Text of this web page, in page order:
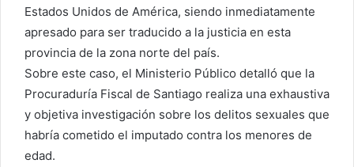
Estados Unidos de América, siendo inmediatamente
apresado para ser traducido a la justicia en esta
provincia de la zona norte del país.
Sobre este caso, el Ministerio Público detalló que la
Procuraduría Fiscal de Santiago realiza una exhaustiva
y objetiva investigación sobre los delitos sexuales que
habría cometido el imputado contra los menores de
edad.